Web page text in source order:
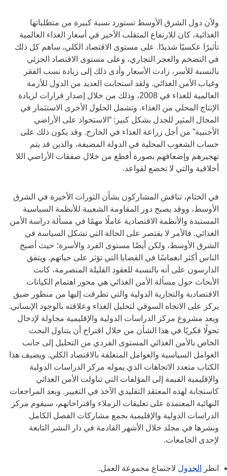
ولأن دول الشرق الأوسط تستورد نسبة كبيرة من متطلباتها
الغذائية، كان للارتفاع المتقلب الأخير في أسعار الغذاء العالمية
تأثيرًا عكسيًا شديدًا. على مستوى الاقتصاد الكلي، ساهم كل ذلك
في التضخم والعجز التجاري، وعلى مستوى الاقتصاد الجزئي
بالنسبة للأسر، زادت الأسعار وأدى ذلك إلى زيادة نسب الفقر
وغياب الأمن الغذائي. ولقد استجابت العديد من الدول للأزمة
العالمية للغذاء في 2008، وذلك من خلال إصدار قرارات لزيادة
الإنتاج المحلي من الغذاء. وتشمل الحلول الأخرى الاستثمار في
المجال المثير للجدل بشكل كبير: “الاستحواذ على الأراضي
الأجنبية” من أجل زراعة الغذاء في الخارج. وقد يكون ذلك على
حساب الشعوب المحلية في الدولة المضيفة، والذين قد يتم
تهجيرهم وإضعافهم بصورة أفظع من خلال صفقات الأراضي اللا
أخلاقية والتي لا تخضع لقواعد.
في الختام، تناقش المشاركون بشأن الثورات الأخيرة في الشرق
الأوسط، ووقد يصبح دور المقاومة الشعبية للأنظمة السياسية
المستبدة والأنظمة الاقتصادية عاملًا مهمًا في مسألة دراسة الأمن
الغذائي. فالأمر لا يقتصر على الحالة التي تشكل السياسة في
الشرق الأوسط، ولكن أيضًا مستوى الفرد والأسرة؛ حيث أصبح
الناس أكثر انغماسًا في القضايا التي تؤثر على حياتهم. ويتفق
الدارسون على أنه بالنسبة للعقود القليلة المنصرمة، كانت
الأبحاث حول مسألة الأمن الغذائي هي محور اهتمام الكيانات
الاقتصادية والتجارية الدولية والتي تطرقت إليها من منظور ضيق
يركز على الاتجاه السوقي لتحليل الغذاء وعلاقته بالوجود الإنساني.
ويعد مشروع مركز الدراسات الدولية والإقليمية مجاولة لإدخال
تحولًا فكريًا في هذا الشأن من خلال اقتراح أن يتناول البحث
الخاص بالأمن الغذائي المستوى الفردي من التحليل إلى جانب
العوامل السياسية والعوامل المتعلقة بالاقتصاد الكلي. ويضيف هذا
الكتاب متعدد الاتجاهات الذي يموله مركز الدراسات الدولية
والإقليمية القيمة إلى المؤلفات التي تناولت الأمن الغذائي
كاستجابة لهذه المعتقد التقليدي الآخذ في التغيير. وبعد المراجعات
النهائية المعتمدة على تعليقات الزملاء واقتراحاتهم، سيقوم مركز
الدراسات الدولية والإقليمية بجمع مشاركات الفصل الكامل
ونشرها في مجلد خلال الأشهر القادمة في دار النشر التابعة
لإحدى الجامعات.
انظر الجدول لاجتماع مجموعة العمل.